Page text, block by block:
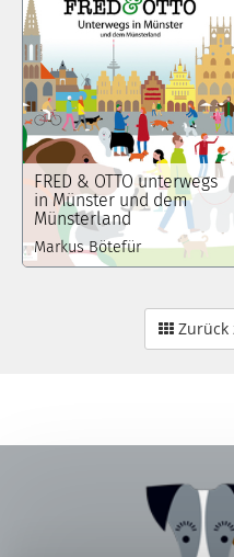
FRED & OTTO unterwegs
in Münster und dem
Münsterland
Markus Bötefür
Zurück